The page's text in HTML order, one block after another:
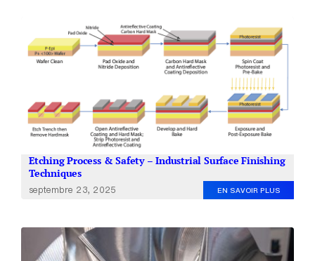
À propos de nous
Etching Process & Safety – Industrial Surface Finishing
Techniques
septembre 23, 2025 EN SAVOIR PLUS